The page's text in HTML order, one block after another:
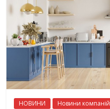
НОВИНИ Новини компаній